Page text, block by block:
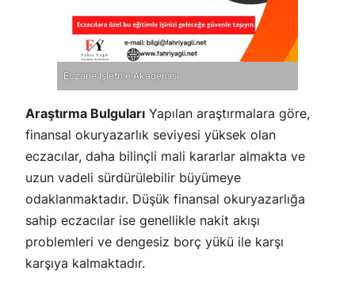
Eczane İşletme Akademisi
Araştırma Bulguları Yapılan araştırmalara göre,
finansal okuryazarlık seviyesi yüksek olan
eczacılar, daha bilinçli mali kararlar almakta ve
uzun vadeli sürdürülebilir büyümeye
odaklanmaktadır. Düşük finansal okuryazarlığa
sahip eczacılar ise genellikle nakit akışı
problemleri ve dengesiz borç yükü ile karşı
karşıya kalmaktadır.